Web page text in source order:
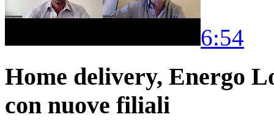
6:54
Home delivery, Energo
con nuove filiali